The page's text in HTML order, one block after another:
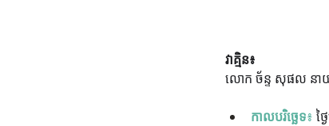
វាគ្មិន៖
លោក ច័ន្ទ សុផល នា
កាលបរិច្ឆេទ៖ ថ្